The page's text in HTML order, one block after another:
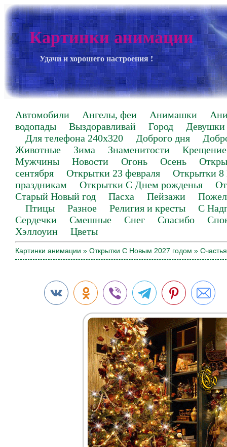
Картинки анимации
Удачи и хорошего настроения !
Автомобили Ангелы, феи Анимашки
водопады
Выздоравливай Город
Девушки
Для телефона 240х320
Доброго дня
Животные
Зима Знаменитости
Крещение
Мужчины
Новости Огонь Осень
сентября
Открытки 23 февраля
Открытки 8
праздникам
Открытки С Днем рожденья
Старый Новый год
Пасха Пейзажи
Птицы
Разное Религия и кресты
С
Сердечки
Смешные Снег Спасибо
Хэллоуин
Цветы
Картинки анимации » Открытки С Новым 2027 годом »